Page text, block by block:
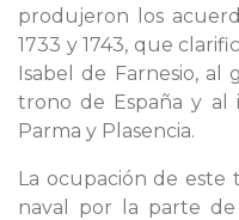
produjeron los
1733 y 1743, que
Isabel de Farnesio, al
trono de España y al
Parma y Plasencia.
La ocupación de
naval por la parte de